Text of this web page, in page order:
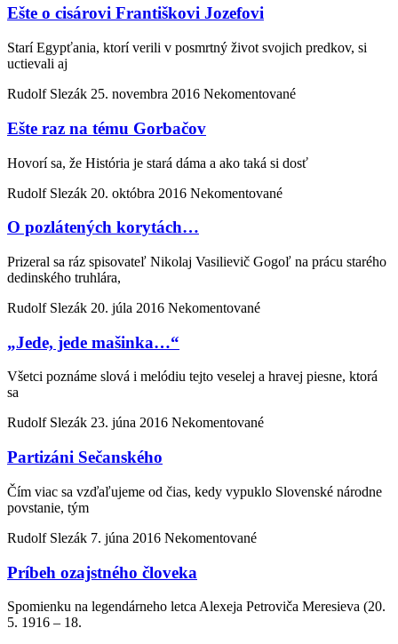
Ešte o cisárovi Františkovi Jozefovi
Starí Egypťania, ktorí verili v posmrtný život svojich predkov, si
uctievali aj
Rudolf Slezák 25. novembra 2016 Nekomentované
Ešte raz na tému Gorbačov
Hovorí sa, že História je stará dáma a ako taká si dosť
Rudolf Slezák 20. októbra 2016 Nekomentované
O pozlátených korytách…
Prizeral sa ráz spisovateľ Nikolaj Vasilievič Gogoľ na prácu starého
dedinského truhlára,
Rudolf Slezák 20. júla 2016 Nekomentované
„Jede, jede mašinka…“
Všetci poznáme slová i melódiu tejto veselej a hravej piesne, ktorá
sa
Rudolf Slezák 23. júna 2016 Nekomentované
Partizáni Sečanského
Čím viac sa vzďaľujeme od čias, kedy vypuklo Slovenské národne
povstanie, tým
Rudolf Slezák 7. júna 2016 Nekomentované
Príbeh ozajstného človeka
Spomienku na legendárneho letca Alexeja Petroviča Meresieva (20.
5. 1916 – 18.